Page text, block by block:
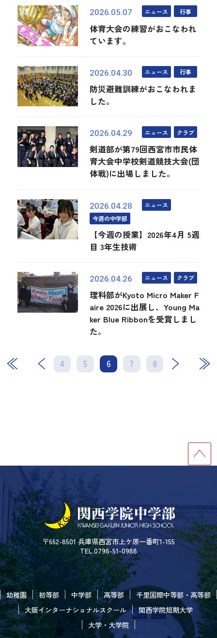
2026.05.07 ニュース 行事
体育大会の練習がおこなわれ
ています。
2026.04.30 ニュース 行事
防災避難訓練がおこなわれま
した。
2026.04.29 ニュース クラブ
剣道部が第79回西宮市市民体
育大会中学校剣道競技大会(団
体戦)に出場しました。
2026.04.28
ニュース
今週の中学部
【今週の授業】2026年4月 5週
目 3年生技術
2026.04.26 ニュース クラブ
理科部がKyoto Micro Maker F
aire 2026に出展し、Young Ma
ker Blue Ribbonを受賞しまし
た。
4 5 6 7 8
次 最後
〒662-8501 兵庫県西宮市上ケ原一番町1-155
TEL.0798-51-0988
幼稚園 初等部 中学部 高等部
千里国際中等部・高等部
大阪インターナショナルスクール
関西学院短期大学
大学・大学院